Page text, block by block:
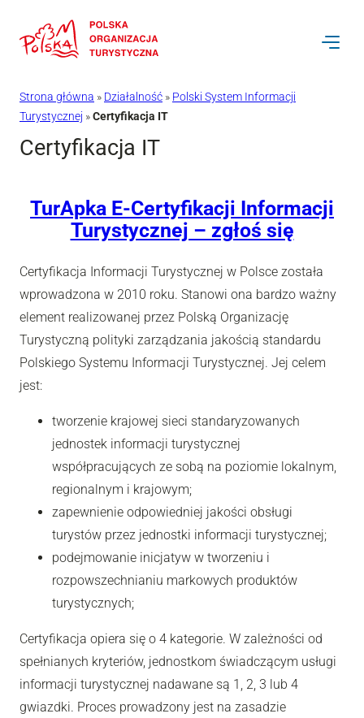
do
Strona główna » Działalność » Polski System Informacji
Turystycznej »Certyfikacja IT
Certyfikacja IT
TurApka E-Certyfikacji Informacji
Turystycznej – zgłoś się
Certyfikacja Informacji Turystycznej w Polsce została
wprowadzona w 2010 roku. Stanowi ona bardzo ważny
element realizowanej przez Polską Organizację
Turystyczną polityki zarządzania jakością standardu
Polskiego Systemu Informacji Turystycznej. Jej celem
jest:
tworzenie krajowej sieci standaryzowanych
jednostek informacji turystycznej
współpracujących ze sobą na poziomie lokalnym,
regionalnym i krajowym;
zapewnienie odpowiedniej jakości obsługi
turystów przez jednostki informacji turystycznej;
podejmowanie inicjatyw w tworzeniu i
rozpowszechnianiu markowych produktów
turystycznych;
Certyfikacja opiera się o 4 kategorie. W zależności od
spełnianych kryteriów, jednostkom świadczącym usługi
informacji turystycznej nadawane są 1, 2, 3 lub 4
gwiazdki. Proces prowadzony jest na zasadzie